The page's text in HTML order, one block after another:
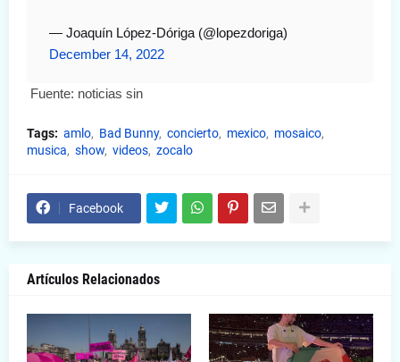
December 14, 2022
Fuente: noticias sin
Tags: amlo Bad Bunny concierto mexico
mosaico
musica
show videos zocalo
Facebook
Artículos Relacionados